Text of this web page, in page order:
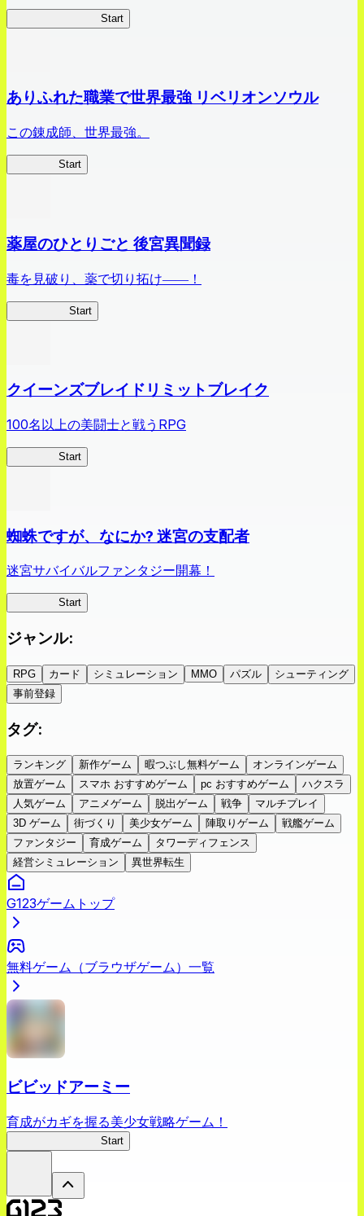
Start
ありふれた職業で世界最強 リベリオンソウル
この錬成師、世界最強。
Start
薬屋のひとりごと 後宮異聞録
毒を見破り、薬で切り拓け――！
Start
クイーンズブレイドリミットブレイク
100名以上の美闘士と戦うRPG
Start
蜘蛛ですが、なにか? 迷宮の支配者
迷宮サバイバルファンタジー開幕！
Start
ジャンル:
RPG カード シミュレーション MMO パズル
シューティング
事前登録
タグ:
ランキング 新作ゲーム 暇つぶし無料ゲーム
オンラインゲーム
放置ゲーム
スマホ おすすめゲーム pc おすすめゲーム
ハクスラ
人気ゲーム
アニメゲーム 脱出ゲーム 戦争
マルチプレイ
3D ゲーム
街づくり 美少女ゲーム 陣取りゲーム
戦艦ゲーム
ファンタジー
育成ゲーム
タワーディフェンス
経営シミュレーション
異世界転生
G123ゲームトップ
無料ゲーム（ブラウザゲーム）一覧
ビビッドアーミー
育成がカギを握る美少女戦略ゲーム！
Start